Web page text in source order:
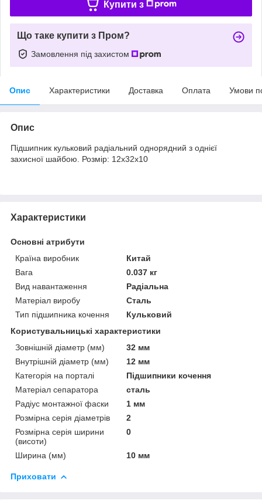
Купити з
Що таке купити з Пром?
Замовлення під захистом
Опис Характеристики Доставка Оплата Умови
Опис
Підшипник кульковий радіальний однорядний з однієї
захисної шайбою. Розмір: 12х32х10
Характеристики
Основні атрибути
Країна виробник
Китай
Вага
0.037 кг
Вид навантаження
Радіальна
Матеріал виробу
Сталь
Тип підшипника кочення
Кульковий
Користувальницькі характеристики
Зовнішній діаметр (мм)
32 мм
Внутрішній діаметр (мм)
12 мм
Категорія на порталі
Підшипники кочення
Матеріал сепаратора
сталь
Радіус монтажної фаски
1 мм
Розмірна серія діаметрів
2
Розмірна серія ширини
(висоти)
0
Ширина (мм) 10 мм
Приховати